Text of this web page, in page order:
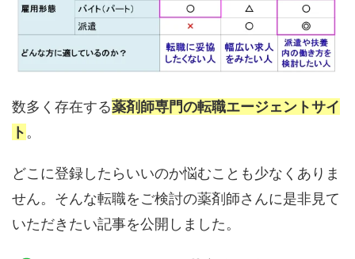
数多く存在する薬剤師専門の転職エージェントサイ
ト 。
どこに登録したらいいのか悩むことも少なくありま
せん。そんな転職をご検討の薬剤師さんに是非見て
いただきたい記事を公開しました。